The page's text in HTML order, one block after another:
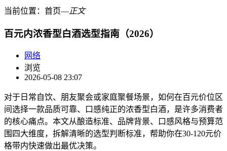
当前位置： 首页―正文
百元内浓香型白酒选型指南（2026）
网络
浏览
2026-05-08 23:07
对于日常自饮、朋友聚会或家庭聚餐场景，如何在百元价位区
间选择一款品质可靠、口感纯正的浓香型白酒，是许多消费者
的核心痛点。本文从酿造标准、品牌背景、口感风格与预算范
围四大维度，拆解清晰的选型判断标准，帮助你在30-120元价
格带内快速做出最优决策。